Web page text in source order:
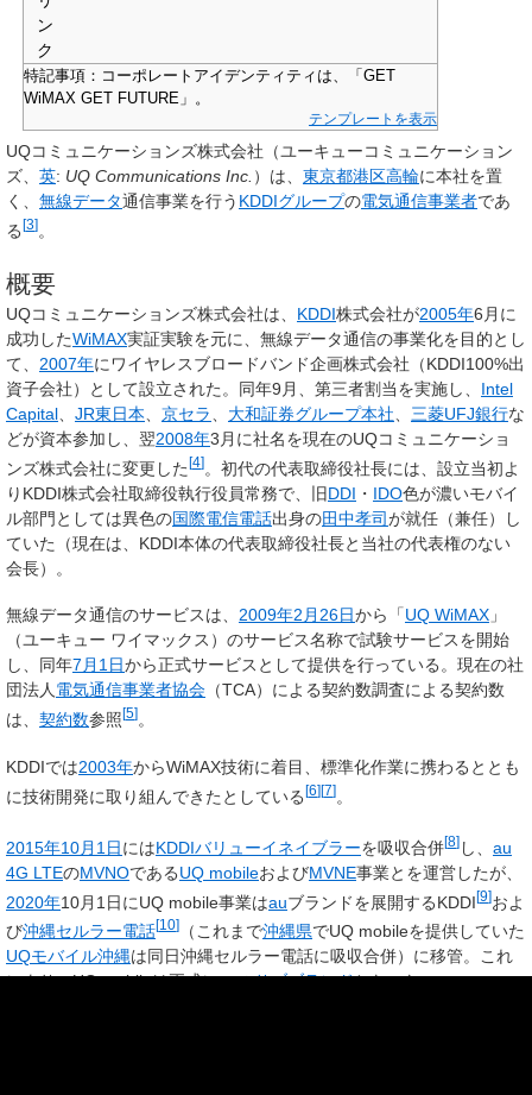
ン
ク
特記事項：コーポレートアイデンティティは、「GET
WiMAX GET FUTURE」。
テンプレートを表示
UQコミュニケーションズ株式会社 （ユーキューコミュニケーション
ズ、 英: UQ Communications Inc. ）は、 東京都港区高輪に本社を置
く、 無線データ通信事業を行う KDDIグループの電気通信事業者であ
る[3]。
概要
UQコミュニケーションズ株式会社は、 KDDI株式会社が2005年6月に
成功したWiMAX実証実験を元に、無線データ通信の事業化を目的とし
て、 2007年にワイヤレスブロードバンド企画株式会社（KDDI100%出
資子会社）として設立された。同年9月、第三者割当を実施し、 Intel
Capital
JR東日本 京セラ 大和証券グループ本社 三菱UFJ銀行な
どが資本参加し、翌2008年3月に社名を現在のUQコミュニケーショ
ンズ株式会社に変更した [4] 。初代の代表取締役社長には、設立当初よ
りKDDI株式会社取締役執行役員常務で、旧DDI ・ IDO色が濃いモバイ
ル部門としては異色の国際電信電話出身の田中孝司が就任（兼任）し
ていた（現在は、KDDI本体の代表取締役社長と当社の代表権のない
会長）。
無線データ通信のサービスは、 2009年2月26日から「UQ WiMAX 」
（ユーキュー ワイマックス）のサービス名称で試験サービスを開始
し、同年7月1日から正式サービスとして提供を行っている。現在の社
団法人電気通信事業者協会 （TCA）による契約数調査による契約数
は、 契約数参照[5] 。
KDDIでは2003年からWiMAX技術に着目、標準化作業に携わるととも
に技術開発に取り組んできたとしている[6][7]。
2015年10月1日にはKDDIバリューイネイブラーを吸収合併[8] し、 au
4G LTEのMVNOであるUQ mobileおよびMVNE事業とを運営したが、
2020年10月1日にUQ mobile事業はauブランドを展開するKDDI[9]およ
び沖縄セルラー電話[10] （これまで沖縄県でUQ mobileを提供していた
UQモバイル沖縄は同日沖縄セルラー電話に吸収合併）に移管。これ
により、UQ mobileは正式にauのサブブランドとなった。